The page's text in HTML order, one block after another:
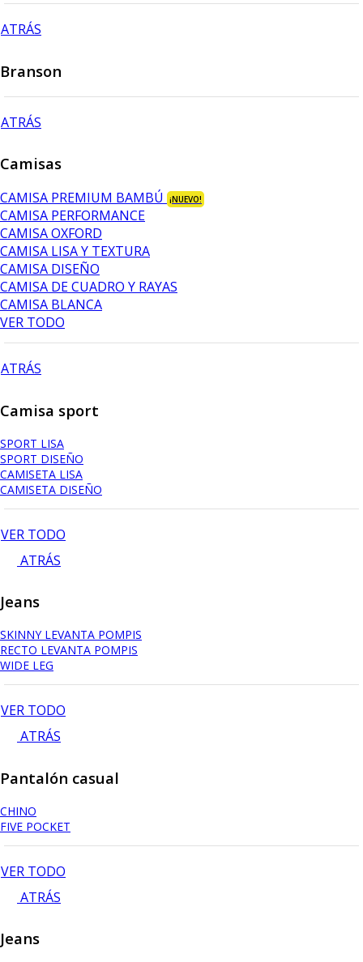
ATRÁS
Branson
ATRÁS
Camisas
CAMISA PREMIUM BAMBÚ ¡NUEVO!
CAMISA PERFORMANCE
CAMISA OXFORD
CAMISA LISA Y TEXTURA
CAMISA DISEÑO
CAMISA DE CUADRO Y RAYAS
CAMISA BLANCA
VER TODO
ATRÁS
Camisa sport
SPORT LISA
SPORT DISEÑO
CAMISETA LISA
CAMISETA DISEÑO
VER TODO
ATRÁS
Jeans
SKINNY LEVANTA POMPIS
RECTO LEVANTA POMPIS
WIDE LEG
VER TODO
ATRÁS
Pantalón casual
CHINO
FIVE POCKET
VER TODO
ATRÁS
Jeans